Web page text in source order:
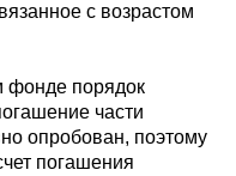
с возрастом
фонде порядок
части
опробован, поэтому
погашения